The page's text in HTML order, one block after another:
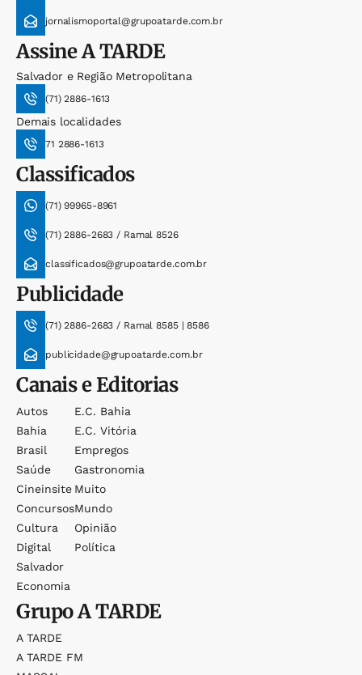
jornalismoportal@grupoatarde.com.br
AssineA TARDE
Salvador e Região Metropolitana
(71) 2886-1613
Demais localidades
71 2886-1613
Classificados
(71) 99965-8961
(71) 2886-2683 / Ramal 8526
classificados@grupoatarde.com.br
Publicidade
(71) 2886-2683 / Ramal 8585 | 8586
publicidade@grupoatarde.com.br
Canais e Editorias
Autos
Bahia
Brasil
Saúde
Cineinsite
Concursos
Cultura
Digital
Salvador
Economia
E.c. Bahia
E.c. Vitória
Empregos
Gastronomia
Muito
Mundo
Opinião
Política
GrupoA TARDE
A TARDE
A TARDE FM